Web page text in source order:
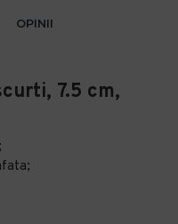
OPINII
7.5 cm,